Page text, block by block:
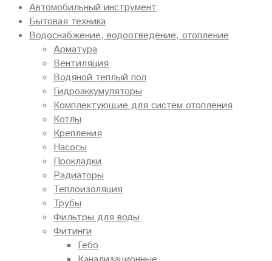
Автомобильный инструмент
Бытовая техника
Водоснабжение, водоотведение, отопление
Арматура
Вентиляция
Водяной теплый пол
Гидроаккумуляторы
Комплектующие для систем отопления
Котлы
Крепления
Насосы
Прокладки
Радиаторы
Теплоизоляция
Трубы
Фильтры для воды
Фитинги
Гебо